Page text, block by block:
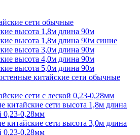
сети обычные
высота 1,8м длина 90м
высота 1,8м длина 90м синие
высота 3,0м длина 90м
высота 4,0м длина 90м
высота 5,0м длина 90м
китайские сети обычные
сети с леской 0,23-0,28мм
китайские сети высота 1,8м длина
0,23-0,28мм
китайские сети высота 3,0м длина
0,23-0,28мм